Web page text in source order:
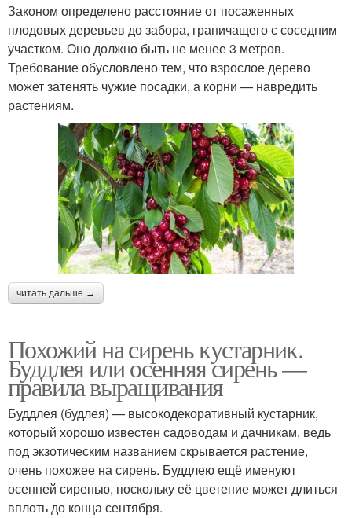
Законом определено расстояние от посаженных
плодовых деревьев до забора, граничащего с соседним
участком. Оно должно быть не менее 3 метров.
Требование обусловлено тем, что взрослое дерево
может затенять чужие посадки, а корни — навредить
растениям.
читать дальше →
Похожий на сирень кустарник.
Буддлея или осенняя сирень —
правила выращивания
Буддлея (будлея) — высокодекоративный кустарник,
который хорошо известен садоводам и дачникам, ведь
под экзотическим названием скрывается растение,
очень похожее на сирень. Буддлею ещё именуют
осенней сиренью, поскольку её цветение может длиться
вплоть до конца сентября.